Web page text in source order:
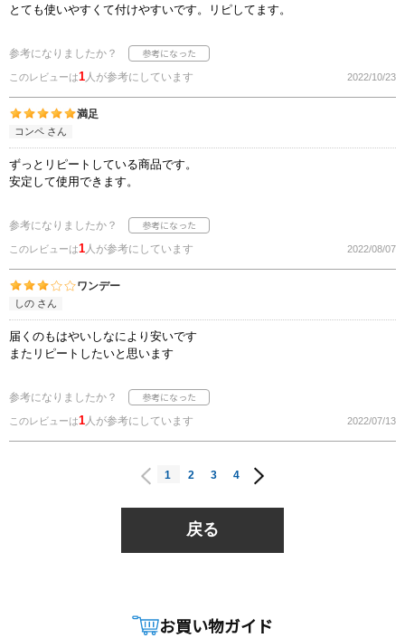
とても使いやすくて付けやすいです。リピしてます。
参考になりましたか？
このレビューは1人が参考にしています 2022/10/23
満足
コンペ さん
ずっとリピートしている商品です。
安定して使用できます。
参考になりましたか？
このレビューは1人が参考にしています 2022/08/07
ワンデー
しの さん
届くのもはやいしなにより安いです
またリピートしたいと思います
参考になりましたか？
このレビューは1人が参考にしています 2022/07/13
1 2 3 4
戻る
お買い物ガイド